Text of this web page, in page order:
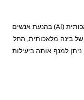
מאמר זה בוחן את הפוטנציאל של בינה מלאכותית (AI) בהנעת אנשים
של בינה מלאכותית, החל
למנף אותה ביעילות